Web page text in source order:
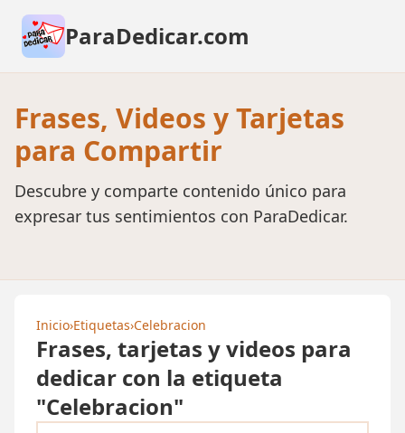
ParaDedicar.com
Frases, Videos y Tarjetas
para Compartir
Descubre y comparte contenido único para
expresar tus sentimientos con ParaDedicar.
Inicio›Etiquetas›Celebracion
Frases, tarjetas y videos para
dedicar con la etiqueta
"Celebracion"